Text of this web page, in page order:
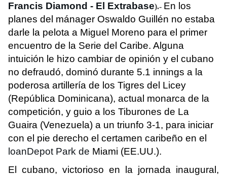
Francis Diamond - El Extrabase).- En los
planes del mánager Oswaldo Guillén no estaba
darle la pelota a Miguel Moreno para el primer
encuentro de la Serie del Caribe. Alguna
intuición le hizo cambiar de opinión y el cubano
no defraudó, dominó durante 5.1 innings a la
poderosa artillería de los Tigres del Licey
(República Dominicana), actual monarca de la
competición, y guio a los Tiburones de La
Guaira (Venezuela) a un triunfo 3-1, para iniciar
con el pie derecho el certamen caribeño en el
loanDepot Park de Miami (EE.UU.).
El cubano, victorioso en la jornada inaugural,